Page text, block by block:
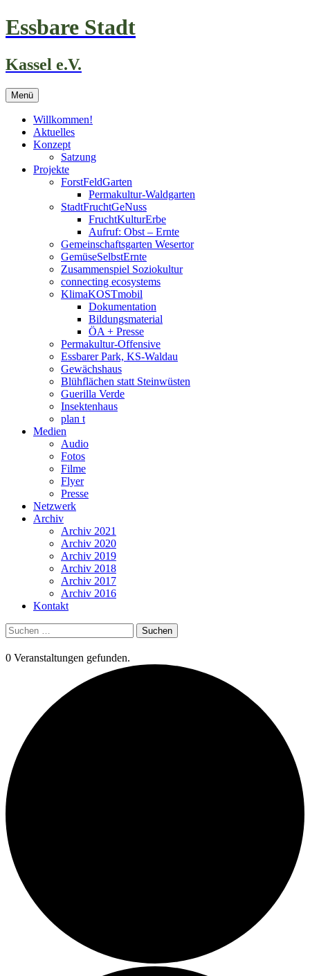
Zum
Inhalt
Essbare Stadt
Kassel e.V.
Menü
Willkommen!
Aktuelles
Konzept
Satzung
Projekte
ForstFeldGarten
Permakultur-Waldgarten
StadtFruchtGeNuss
FruchtKulturErbe
Aufruf: Obst – Ernte
Gemeinschaftsgarten Wesertor
GemüseSelbstErnte
Zusammenspiel Soziokultur
connecting ecosystems
KlimaKOSTmobil
Dokumentation
Bildungsmaterial
ÖA + Presse
Permakultur-Offensive
Essbarer Park, KS-Waldau
Gewächshaus
Blühflächen statt Steinwüsten
Guerilla Verde
Insektenhaus
plan t
Medien
Audio
Fotos
Filme
Flyer
Presse
Netzwerk
Archiv
Archiv 2021
Archiv 2020
Archiv 2019
Archiv 2018
Archiv 2017
Archiv 2016
Kontakt
Suchen
nach:
0 Veranstaltungen gefunden.